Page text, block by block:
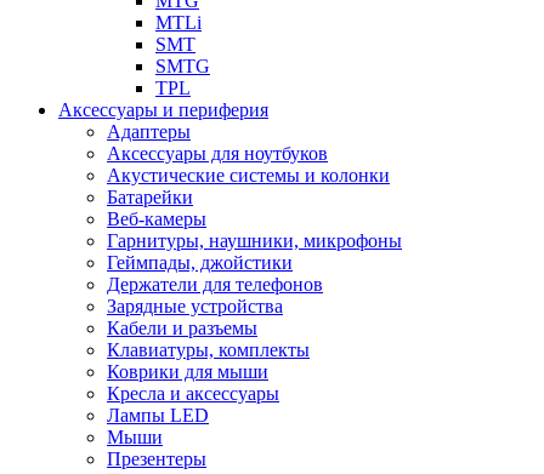
MTLi
SMT
SMTG
TPL
Аксессуары и периферия
Адаптеры
Аксессуары для ноутбуков
Акустические системы и колонки
Батарейки
Веб-камеры
Гарнитуры, наушники, микрофоны
Геймпады, джойстики
Держатели для телефонов
Зарядные устройства
Кабели и разъемы
Клавиатуры, комплекты
Коврики для мыши
Кресла и аксессуары
Лампы LED
Мыши
Презентеры